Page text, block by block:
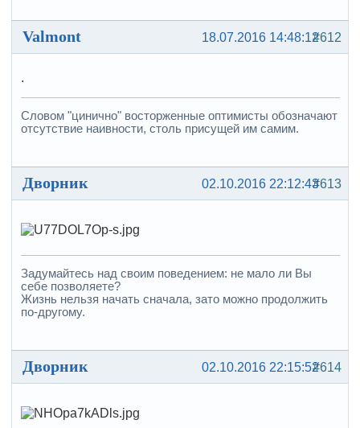
#612
18.07.2016 14:48:12
Valmont
.
Словом "цинично" восторженные оптимисты обозначают
отсутствие наивности, столь присущей им самим.
#613
02.10.2016 22:12:43
Дворник
Задумайтесь над своим поведением: не мало ли Вы
себе позволяете?
Жизнь нельзя начать сначала, зато можно продолжить
по-другому.
#614
02.10.2016 22:15:52
Дворник